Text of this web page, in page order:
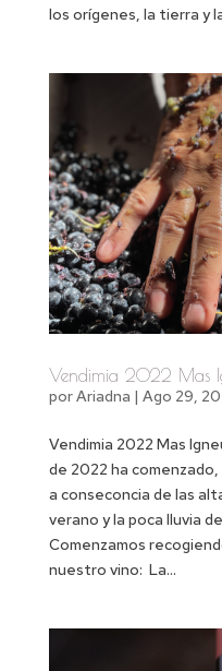
los orígenes, la tierra y
Vendimia 2022 Mas
porAriadna | Ago 29,
Vendimia 2022 Mas
de 2022 ha
a conseconcia de las
verano y la poca lluvia
Comenzamos
nuestro vino: La...